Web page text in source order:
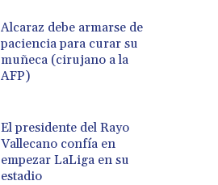
Alcaraz debe armarse de
paciencia para curar su
muñeca (cirujano a la
AFP)
El presidente del Rayo
Vallecano confía en
empezar LaLiga en su
estadio